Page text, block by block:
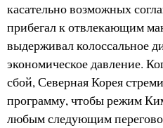
касательно возможных
прибегал к отвлекающим
выдерживал колоссальное
экономическое давление.
сбой, Северная Корея
программу, чтобы режим
любым следующим